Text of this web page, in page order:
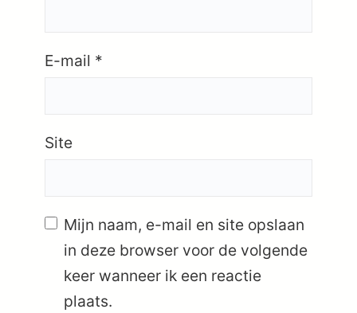
E-mail *
Site
Mijn naam, e-mail en site opslaan
in deze browser voor de volgende
keer wanneer ik een reactie
plaats.